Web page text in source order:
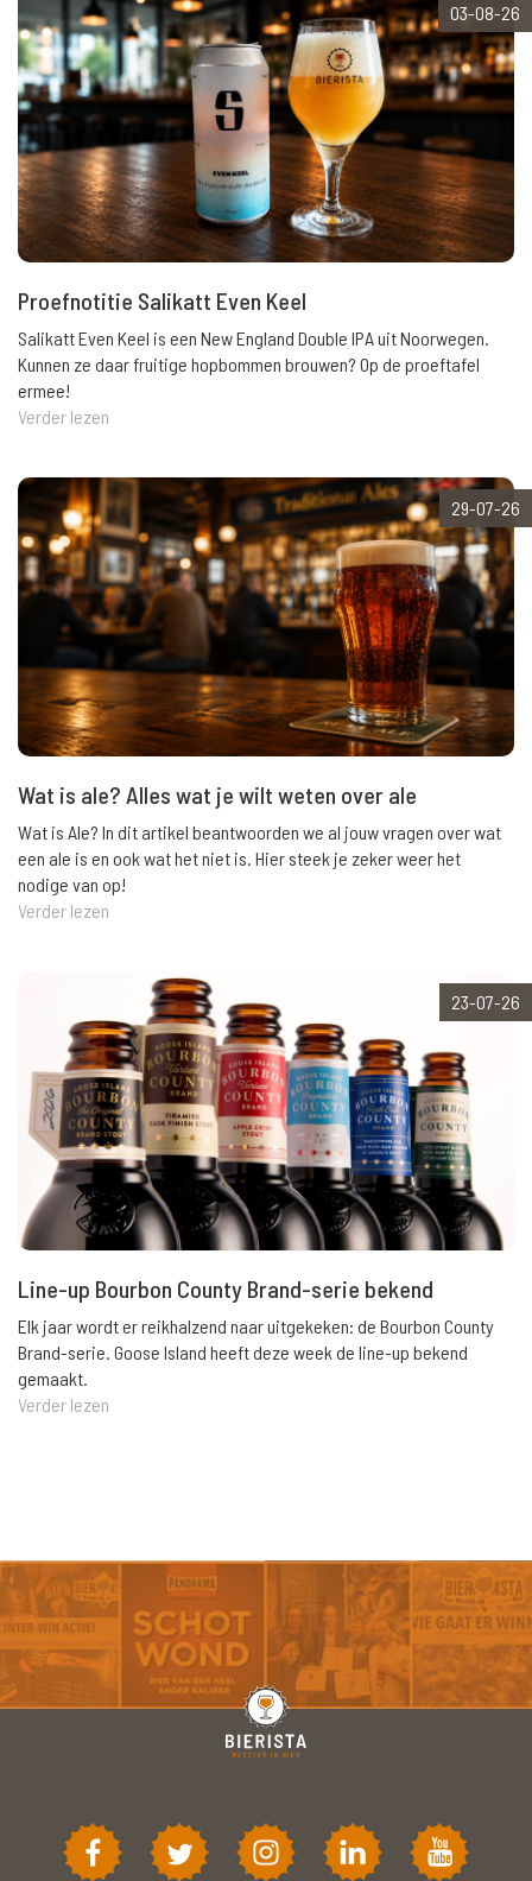
03-08-26
Proefnotitie Salikatt Even Keel
Salikatt Even Keel is een New England Double IPA uit Noorwegen.
Kunnen ze daar fruitige hopbommen brouwen? Op de proeftafel
ermee!
Verder lezen
29-07-26
Wat is ale? Alles wat je wilt weten over ale
Wat is Ale? In dit artikel beantwoorden we al jouw vragen over wat
een ale is en ook wat het niet is. Hier steek je zeker weer het
nodige van op!
Verder lezen
23-07-26
Line-up Bourbon County Brand-serie bekend
Elk jaar wordt er reikhalzend naar uitgekeken: de Bourbon County
Brand-serie. Goose Island heeft deze week de line-up bekend
gemaakt.
Verder lezen